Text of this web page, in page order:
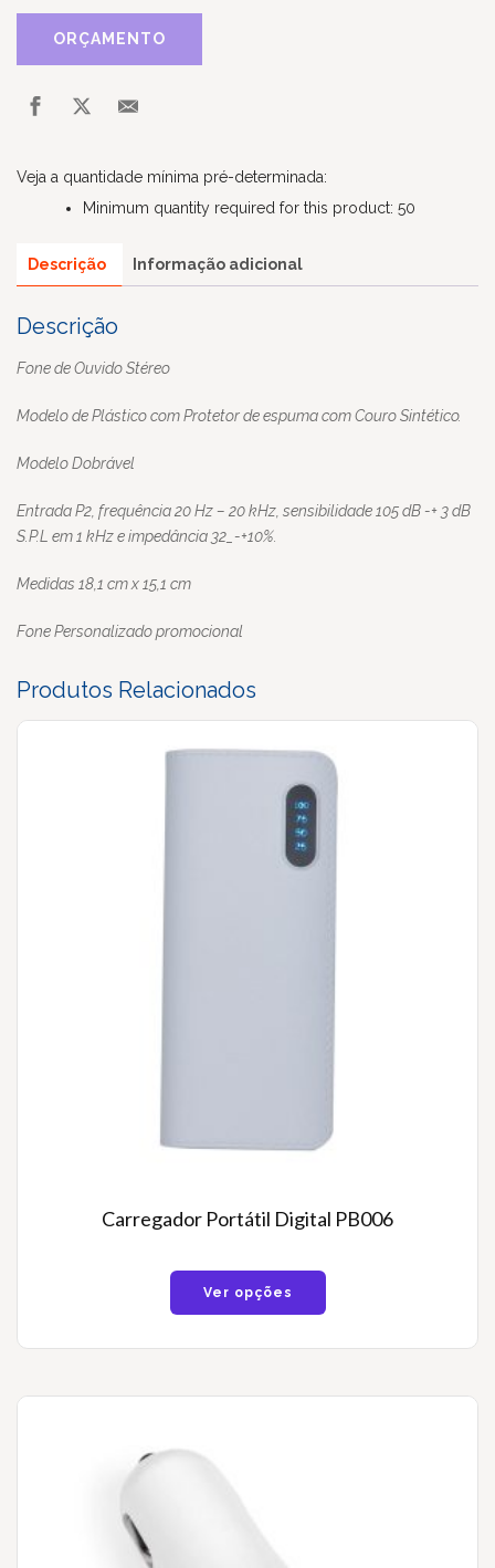
ORÇAMENTO
Veja a quantidade mínima pré-determinada:
Minimum quantity required for this product: 50
Descrição Informação adicional
Descrição
Fone de Ouvido Stéreo
Modelo de Plástico com Protetor de espuma com Couro Sintético.
Modelo Dobrável
Entrada P2, frequência 20 Hz – 20 kHz, sensibilidade 105 dB-+ 3 dB
S.P.L em 1 kHz e impedância 32_-+10%.
Medidas 18,1 cm x 15,1 cm
Fone Personalizado promocional
Produtos Relacionados
Carregador Portátil Digital PB006
Ver opções